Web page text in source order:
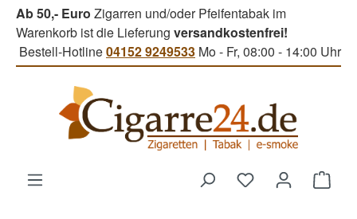
Zum Hauptinhalt springen
Ab 50,- Euro Zigarren und/oder Pfeifentabak im
Warenkorb ist die Lieferung versandkostenfrei!
Bestell-Hotline04152 9249533 Mo - Fr, 08:00 - 14:00 Uhr
Du hast 0